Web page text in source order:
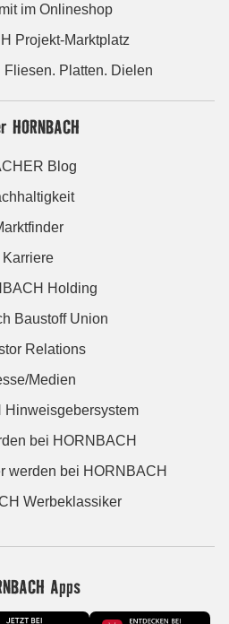
im Onlineshop
Projekt-Marktplatz
Fliesen. Platten. Dielen
HORNBACH
Blog
Karriere
Holding
Baustoff Union
Relations
Medien
Hinweisgebersystem
bei HORNBACH
werden bei HORNBACH
Werbeklassiker
Apps